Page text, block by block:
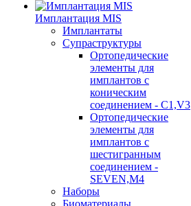
Имплантация MIS
Имплантаты
Супраструктуры
Ортопедические
элементы для
имплантов с
коническим
соединением - C1,V3
Ортопедические
элементы для
имплантов с
шестигранным
соединением -
SEVEN,M4
Наборы
Биоматериалы